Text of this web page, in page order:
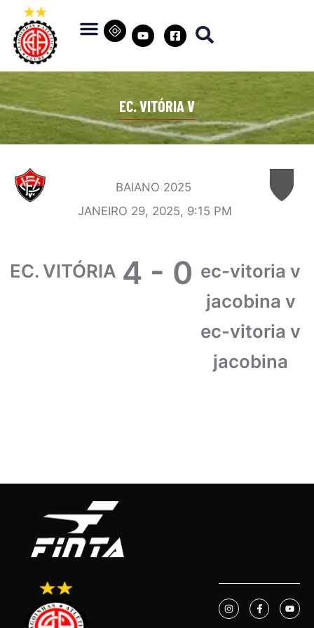
EC. VITÓRIA V
BAIANO 2025
JANEIRO 29, 2025, 9:15 PM
EC. VITÓRIA 4 - 0 ec-vitoria v
jacobina v
ec-vitoria v
jacobina